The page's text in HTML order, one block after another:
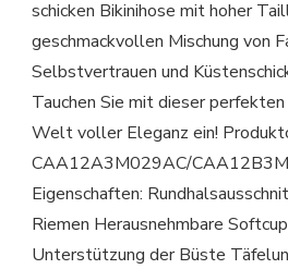
schicken Bikinihose mit hoher
geschmackvollen Mischung von
Selbstvertrauen und
Tauchen Sie mit dieser
Welt voller Eleganz ein!
CAA12A3M029AC/
Eigenschaften:
Riemen Herausnehmbare
Unterstützung der Büste